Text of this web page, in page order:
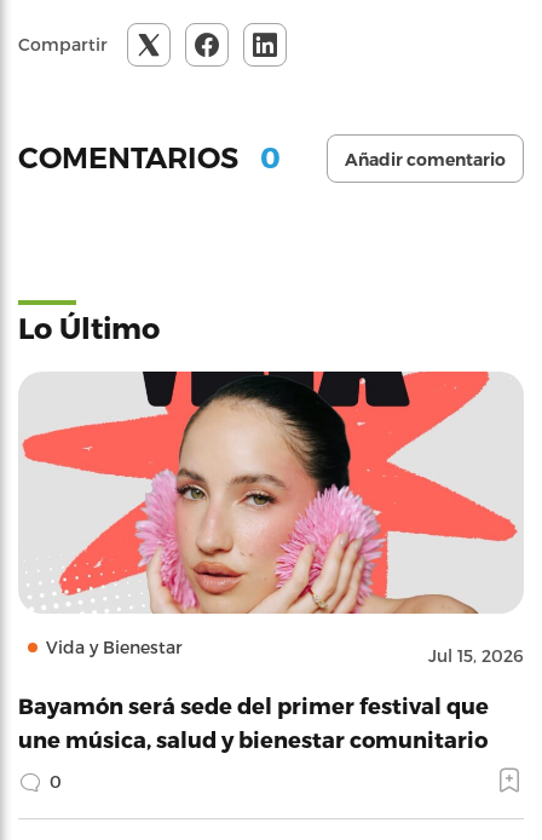
Compartir
COMENTARIOS 0 Añadir comentario
Lo Último
Vida y Bienestar Jul 15, 2026
Bayamón será sede del primer festival que
une música, salud y bienestar comunitario
0